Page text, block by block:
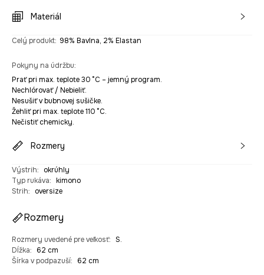
Materiál
Celý produkt: 98% Bavlna, 2% Elastan
Pokyny na údržbu:
Prať pri max. teplote 30 °C – jemný program.
Nechlórovať / Nebieliť.
Nesušiť v bubnovej sušičke.
Žehliť pri max. teplote 110 °C.
Nečistiť chemicky.
Rozmery
Výstrih:
okrúhly
Typ rukáva: kimono
Strih: oversize
Rozmery
Rozmery uvedené pre veľkosť: S.
Dĺžka:
62 cm
Šírka v podpazuší: 62 cm